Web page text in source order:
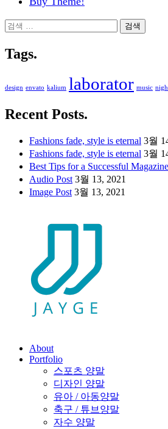
검
Tags.
design envato kalium laborator music
Recent Posts.
Fashions fade, style is eternal 3월
Fashions fade, style is eternal 3월
Best Tips for a Successful Magazine
Audio Post 3월 13, 2021
Image Post 3월 13, 2021
About
Portfolio
스포츠 양말
디자인 양말
유아 / 아동양말
축구 / 튜브양말
자수 양말